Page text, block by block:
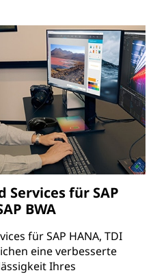
Services für SAP
BWA
für SAP HANA, TDI
eine verbesserte
Ihres